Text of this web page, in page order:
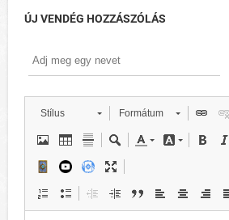
ÚJ VENDÉG HOZZÁSZÓLÁS
Stílus Formátum